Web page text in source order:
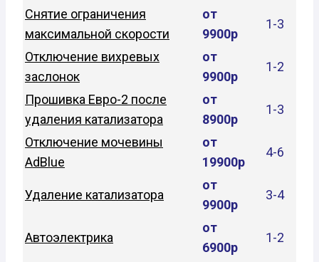
Снятие ограничения
максимальной скорости
от
9900р
1-3
Отключение вихревых
заслонок
от
9900р
1-2
Прошивка Евро-2 после
удаления катализатора
от
8900р
1-3
Отключение мочевины
AdBlue
от
19900р
4-6
Удаление катализатора
от
9900р
3-4
Автоэлектрика
от
6900р
1-2